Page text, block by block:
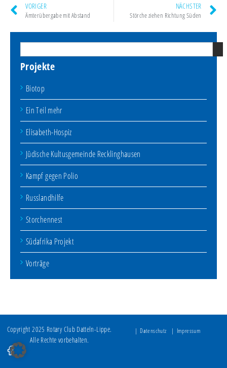
Projekte
Biotop
Ein Teil mehr
Elisabeth-Hospiz
Jüdische Kultusgemeinde Recklinghausen
Kampf gegen Polio
Russlandhilfe
Storchennest
Südafrika Projekt
Vorträge
VORIGER
Ämterübergabe mit Abstand
NÄCHSTER
Störche ziehen Richtung Süden
Copyright 2025 Rotary Club Datteln-Lippe.
Alle Rechte vorbehalten.
Datenschutz Impressum